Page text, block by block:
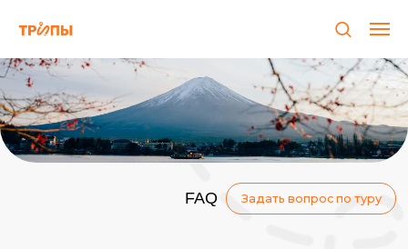
Задать вопрос по туру
FAQ